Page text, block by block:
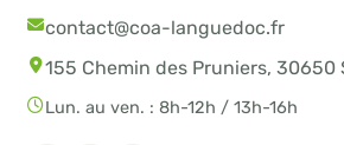
contact@coa-languedoc.fr
155 Chemin des Pruniers, 30650
Lun. au ven. : 8h-12h / 13h-16h